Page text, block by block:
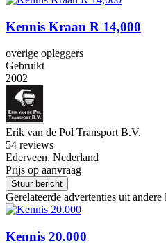
Kennis Kraan R 14,000
overige opleggers
Gebruikt
2002
Erik van de Pol Transport B.V.
54 reviews
Ederveen, Nederland
Prijs op aanvraag
Stuur bericht
Gerelateerde advertenties uit andere
Kennis 20.000